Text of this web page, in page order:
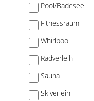
Pool/Badesee
Fitnessraum
Whirlpool
Radverleih
Sauna
Skiverleih